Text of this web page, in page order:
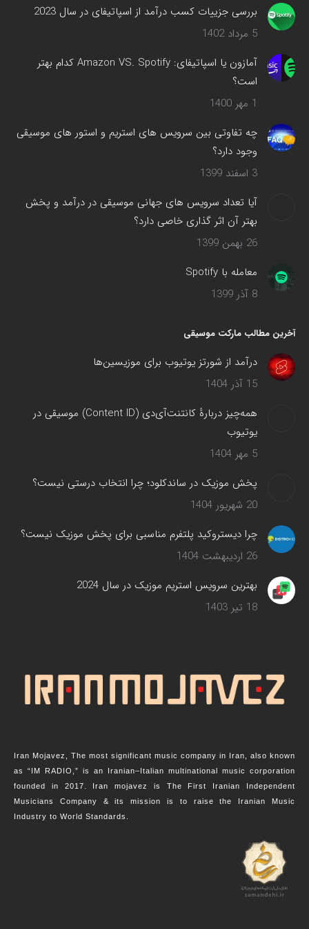
پنجره
جدید
می‌شود
بررسی جزییات کسب درآمد از اسپاتیفای در سال 2023
5 مرداد 1402
آمازون یا اسپاتیفای: Amazon VS. Spotify کدام بهتر
است؟
1 مهر 1400
چه تفاوتی بین سرویس های استریم و استور های موسیقی
وجود دارد؟
3 اسفند 1399
آیا تعداد سرویس های جهانی موسیقی در درآمد و پخش
بهتر آن اثر گذاری خاصی دارد؟
26 بهمن 1399
معامله با Spotify
8 آذر 1399
آخرین مطالب مارکت موسیقی
درآمد از شورتز یوتیوب برای موزیسین‌ها
15 آذر 1404
همه‌چیز دربارهٔ کانتنت‌آی‌دی (Content ID) موسیقی در
یوتیوب
5 مهر 1404
پخش موزیک در ساندکلود؛ چرا انتخاب درستی نیست؟
20 شهریور 1404
چرا دیستروکید پلتفرم مناسبی برای پخش موزیک نیست؟
26 اردیبهشت 1404
بهترین سرویس‌ استریم موزیک در سال 2024
18 تیر 1403
Iran Mojavez, The most significant music company in Iran, also known
as “IM RADIO,” is an Iranian–Italian multinational music corporation
founded in 2017. Iran mojavez is The First Iranian Independent
Musicians Company & its mission is to raise the Iranian Music
Industry to World Standards.